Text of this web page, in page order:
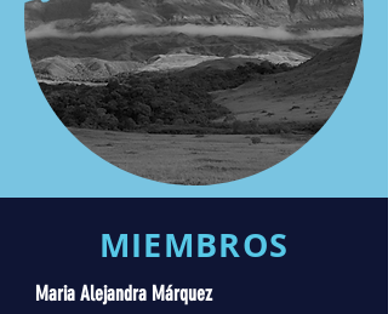
MIEMBROS
Maria Alejandra Márquez